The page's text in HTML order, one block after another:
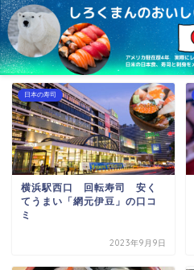
日本の寿司
横浜駅西口 回転寿司 安く
てうまい「網元伊豆」の口コ
ミ
2023年9月9日